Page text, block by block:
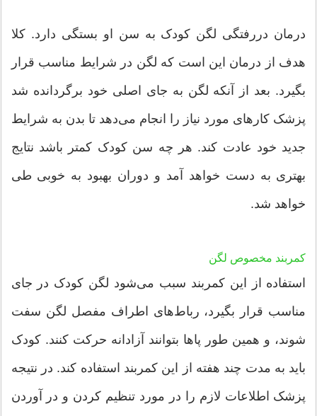
درمان دررفتگی لگن کودک به سن او بستگی دارد. کلا
هدف از درمان این است که لگن در شرایط مناسب قرار
بگیرد. بعد از آنکه لگن به جای اصلی خود برگردانده شد
پزشک کارهای مورد نیاز را انجام می‌‌دهد تا بدن به شرایط
جدید خود عادت کند. هر چه سن کودک کمتر باشد نتایج
بهتری به دست خواهد آمد و دوران بهبود به خوبی طی
خواهد شد.
کمربند مخصوص لگن
استفاده از این کمربند سبب می‌‌شود لگن کودک در جای
مناسب قرار بگیرد، رباط‌های اطراف مفصل لگن سفت
شوند، و همین طور پاها بتوانند آزادانه حرکت کنند. کودک‌
باید به مدت چند هفته از این کمربند استفاده کند. در نتیجه
پزشک اطلاعات لازم را در مورد تنظیم کردن و در آوردن